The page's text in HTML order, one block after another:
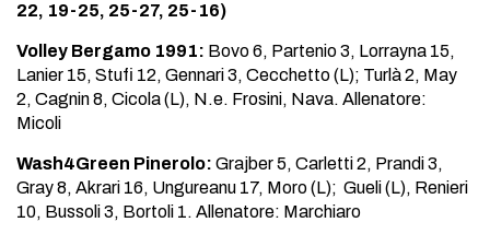
22, 19-25, 25-27, 25-16)
Volley Bergamo 1991: Bovo 6, Partenio 3, Lorrayna 15,
Lanier 15, Stufi 12, Gennari 3, Cecchetto (L); Turlà 2, May
2, Cagnin 8, Cicola (L), N.e. Frosini, Nava. Allenatore:
Micoli
Wash4Green Pinerolo: Grajber 5, Carletti 2, Prandi 3,
Gray 8, Akrari 16, Ungureanu 17, Moro (L); Gueli (L), Renieri
10, Bussoli 3, Bortoli 1. Allenatore: Marchiaro